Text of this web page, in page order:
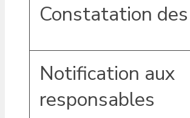
Constatation
Notification aux
responsables